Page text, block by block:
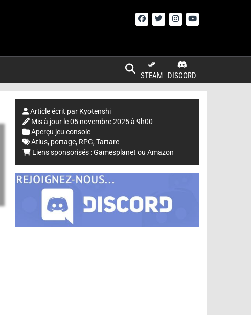
DISCORD
STEAM
Article écrit par Kyotenshi
Mis à jour le05 novembre 2025 à 9h00
Aperçu jeu console
Atlus, portage, RPG, Tartare
Liens sponsorisés :Gamesplanet ou Amazon